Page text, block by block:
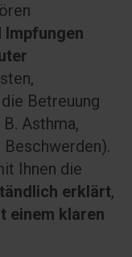
Impfungen
Betreuung
B. Asthma,
Ihnen die
erklärt,
einem klaren